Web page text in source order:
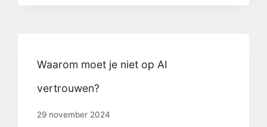
Waarom moet je niet op AI
vertrouwen?
29 november 2024